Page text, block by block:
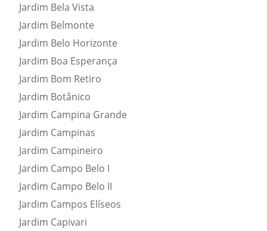
Jardim Bela Vista
Jardim Belmonte
Jardim Belo Horizonte
Jardim Boa Esperança
Jardim Bom Retiro
Jardim Botânico
Jardim Campina Grande
Jardim Campinas
Jardim Campineiro
Jardim Campo Belo I
Jardim Campo Belo II
Jardim Campos Elíseos
Jardim Capivari